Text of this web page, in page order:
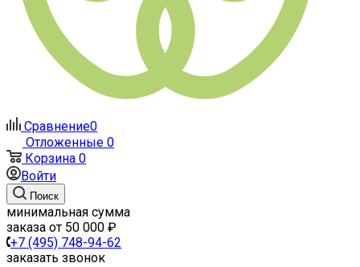
Сравнение0
Отложенные 0
Корзина 0
Войти
Поиск
минимальная сумма
заказа от 50 000 ₽
+7 (495) 748-94-62
заказать звонок